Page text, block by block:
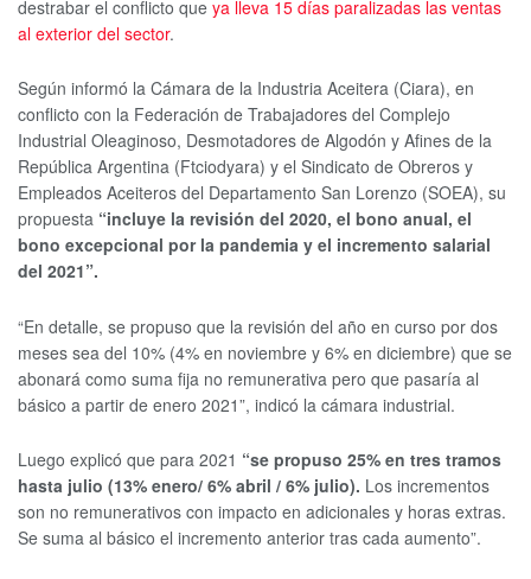
destrabar el conflicto que ya lleva 15 días paralizadas las ventas
al exterior del sector.
Según informó la Cámara de la Industria Aceitera (Ciara), en
conflicto con la Federación de Trabajadores del Complejo
Industrial Oleaginoso, Desmotadores de Algodón y Afines de la
República Argentina (Ftciodyara) y el Sindicato de Obreros y
Empleados Aceiteros del Departamento San Lorenzo (SOEA), su
propuesta “incluye la revisión del 2020, el bono anual, el
bono excepcional por la pandemia y el incremento salarial
del 2021”.
“En detalle, se propuso que la revisión del año en curso por dos
meses sea del 10% (4% en noviembre y 6% en diciembre) que se
abonará como suma fija no remunerativa pero que pasaría al
básico a partir de enero 2021”, indicó la cámara industrial.
Luego explicó que para 2021 “se propuso 25% en tres tramos
hasta julio (13% enero/ 6% abril / 6% julio). Los incrementos
son no remunerativos con impacto en adicionales y horas extras.
Se suma al básico el incremento anterior tras cada aumento”.